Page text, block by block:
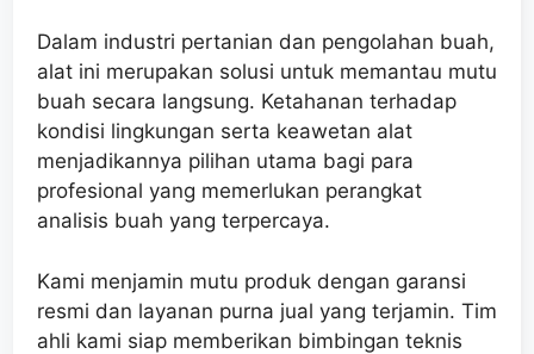
Dalam industri pertanian dan pengolahan buah,
alat ini merupakan solusi untuk memantau mutu
buah secara langsung. Ketahanan terhadap
kondisi lingkungan serta keawetan alat
menjadikannya pilihan utama bagi para
profesional yang memerlukan perangkat
analisis buah yang terpercaya.
Kami menjamin mutu produk dengan garansi
resmi dan layanan purna jual yang terjamin. Tim
ahli kami siap memberikan bimbingan teknis